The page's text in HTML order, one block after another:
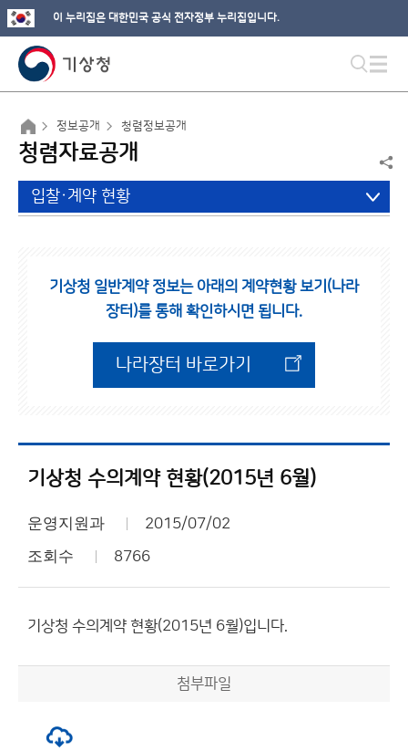
이 누리집은 대한민국 공식 전자정부 누리집입니다.
정보공개 청렴정보공개
청렴자료공개
입찰·계약 현황
기상청 일반계약 정보는 아래의 계약현황 보기(나라
장터)를 통해 확인하시면 됩니다.
나라장터 바로가기
기상청 수의계약 현황(2015년 6월)
운영지원과 2015/07/02
조회수 8766
기상청 수의계약 현황(2015년 6월)입니다.
첨부파일